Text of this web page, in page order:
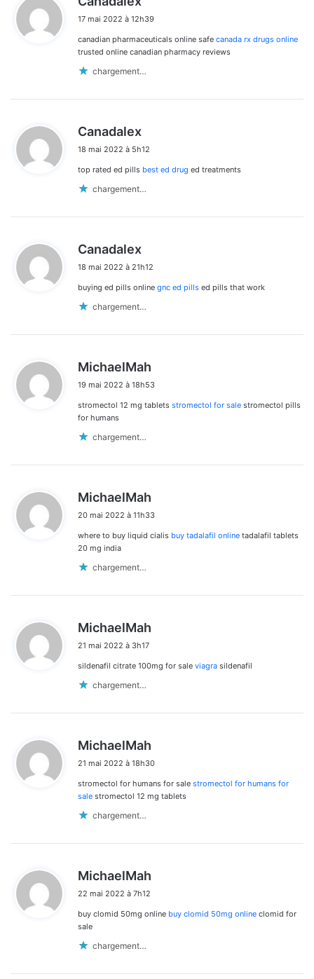
t
:
17 mai 2022 à 12h39
canadian pharmaceuticals online safe canada rx drugs online
trusted online canadian pharmacy reviews
chargement…
Canadalex
t
18 mai 2022 à 5h12
top rated ed pills best ed drug ed treatments
chargement…
Canadalex
t
18 mai 2022 à 21h12
buying ed pills online gnc ed pills ed pills that work
chargement…
MichaelMah
t
19 mai 2022 à 18h53
stromectol 12 mg tablets stromectol for sale stromectol pills
for humans
chargement…
MichaelMah
t
20 mai 2022 à 11h33
where to buy liquid cialis buy tadalafil online tadalafil tablets
20 mg india
chargement…
MichaelMah
21 mai 2022 à 3h17
sildenafil citrate 100mg for sale viagra sildenafil
chargement…
MichaelMah
t
:
21 mai 2022 à 18h30
stromectol for humans for sale stromectol for humans for
sale stromectol 12 mg tablets
chargement…
MichaelMah
22 mai 2022 à 7h12
buy clomid 50mg online buy clomid 50mg online clomid for
sale
chargement…